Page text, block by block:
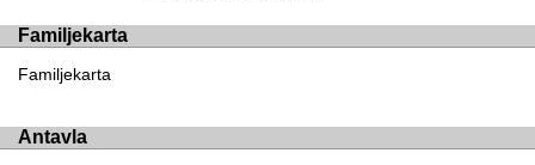
Familjekarta
Familjekarta
Antavla